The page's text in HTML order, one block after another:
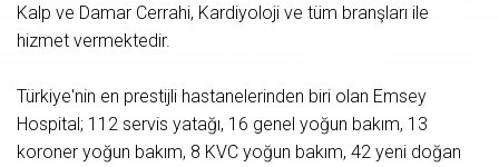
Kalp ve Damar Cerrahi, Kardiyoloji ve tüm branşları ile
hizmet vermektedir.
Türkiye'nin en prestijli hastanelerinden biri olan Emsey
Hospital; 112 servis yatağı, 16 genel yoğun bakım, 13
koroner yoğun bakım, 8 KVC yoğun bakım, 42 yeni doğan